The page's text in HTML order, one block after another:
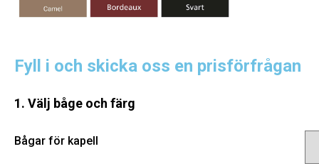
Fyll i och skicka oss en prisförfrågan
1. Välj båge och färg
Bågar för kapell